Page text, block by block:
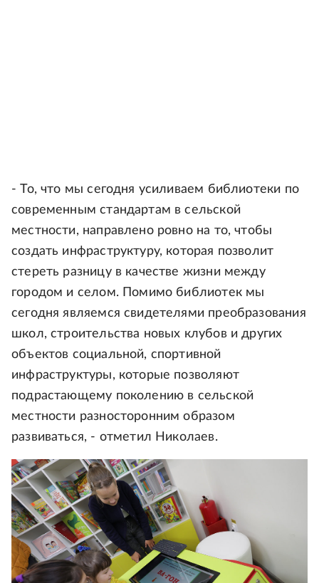
- То, что мы сегодня усиливаем библиотеки по
современным стандартам в сельской
местности, направлено ровно на то, чтобы
создать инфраструктуру, которая позволит
стереть разницу в качестве жизни между
городом и селом. Помимо библиотек мы
сегодня являемся свидетелями преобразования
школ, строительства новых клубов и других
объектов социальной, спортивной
инфраструктуры, которые позволяют
подрастающему поколению в сельской
местности разносторонним образом
развиваться, - отметил Николаев.